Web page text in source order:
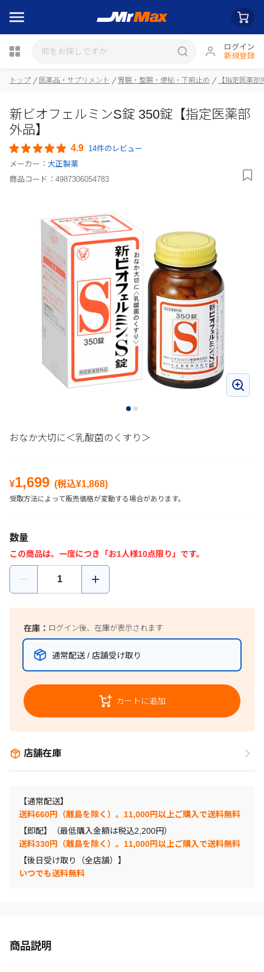
ログイン
新規登録
トップ 医薬品・サプリメント 胃腸・整腸・便秘・下痢止め 【指定医薬
新ビオフェルミンS錠 350錠【指定医薬部
外品】
4.9 14件のレビュー
メーカー： 大正製薬
商品コード： 4987306054783
おなか大切に＜乳酸菌のくすり＞
¥1,699 (税込¥1,868)
受取方法によって販売価格が変動する場合があります。
数量
この商品は、一度につき「お1人様10点限り」です。
在庫： ログイン後、在庫が表示されます
通常配送 / 店舗受け取り
カートに追加
店舗在庫
【通常配送】
送料660円（離島を除く）。11,000円以上ご購入で送料無料
【即配】（最低購入金額は税込2,200円）
送料330円（離島を除く）。11,000円以上ご購入で送料無料
【後日受け取り（全店舗）】
いつでも送料無料
商品説明